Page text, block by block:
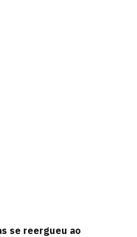
se reergueu ao